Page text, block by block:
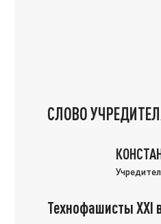
СЛОВО
Технофашисты XXI